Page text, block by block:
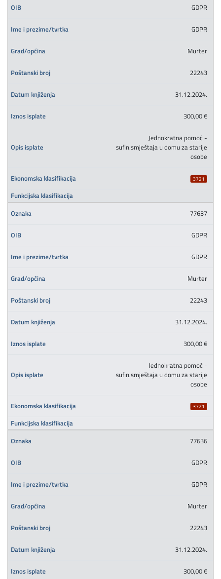
GDPR
GDPR
Murter
22243
31.12.2024.
300,00 €
Jednokratna pomoć -
sufin.smještaja u domu za starije
osobe
3721
77637
GDPR
GDPR
Murter
22243
31.12.2024.
300,00 €
Jednokratna pomoć -
sufin.smještaja u domu za starije
osobe
3721
77636
GDPR
GDPR
Murter
22243
31.12.2024.
300,00 €